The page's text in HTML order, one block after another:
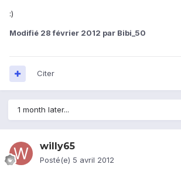
:)
Modifié 28 février 2012 par Bibi_50
Citer
1 month later...
willy65
Posté(e) 5 avril 2012